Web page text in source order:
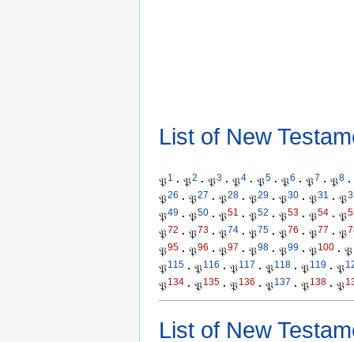
List of New
𝔓1 · 𝔓2 · 𝔓3 · 𝔓4 · 𝔓5 · 𝔓6 · 𝔓7 · 𝔓8 ·
𝔓26 · 𝔓27 · 𝔓28 · 𝔓29 · 𝔓30 · 𝔓31 · 𝔓
𝔓49 · 𝔓50 · 𝔓51 · 𝔓52 · 𝔓53 · 𝔓54 · 𝔓
𝔓72 · 𝔓73 · 𝔓74 · 𝔓75 · 𝔓76 · 𝔓77 · 𝔓
𝔓95 · 𝔓96 · 𝔓97 · 𝔓98 · 𝔓99 · 𝔓100 · 𝔓
𝔓115 · 𝔓116 · 𝔓117 · 𝔓118 · 𝔓119 · 𝔓
𝔓134 · 𝔓135 · 𝔓136 · 𝔓137 · 𝔓138 · 𝔓
List of New